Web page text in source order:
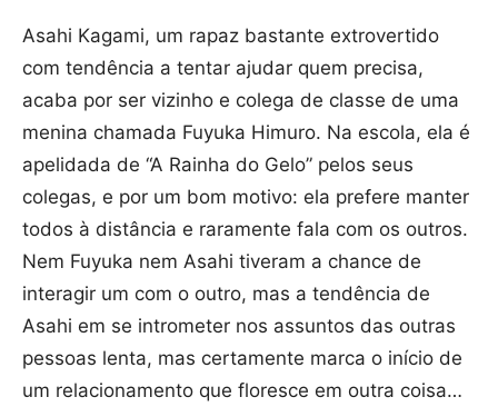
Asahi Kagami, um rapaz bastante extrovertido
com tendência a tentar ajudar quem precisa,
acaba por ser vizinho e colega de classe de uma
menina chamada Fuyuka Himuro. Na escola, ela é
apelidada de “A Rainha do Gelo” pelos seus
colegas, e por um bom motivo: ela prefere manter
todos à distância e raramente fala com os outros.
Nem Fuyuka nem Asahi tiveram a chance de
interagir um com o outro, mas a tendência de
Asahi em se intrometer nos assuntos das outras
pessoas lenta, mas certamente marca o início de
um relacionamento que floresce em outra coisa…